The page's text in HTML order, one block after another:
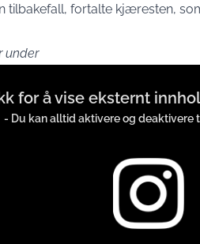
tilbakefall, fortalte kjæresten,
under
for å vise eksternt
- Du kan alltid aktivere og deaktivere